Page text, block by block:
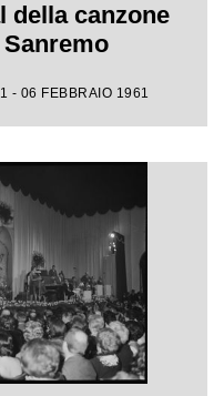
della canzone
- 06 FEBBRAIO 1961